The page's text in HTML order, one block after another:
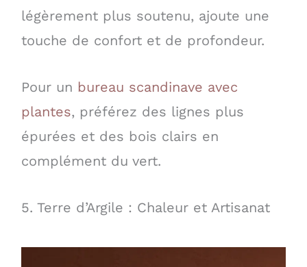
légèrement plus soutenu, ajoute une
touche de confort et de profondeur.
Pour un bureau scandinave avec
plantes, préférez des lignes plus
épurées et des bois clairs en
complément du vert.
5. Terre d’Argile : Chaleur et Artisanat